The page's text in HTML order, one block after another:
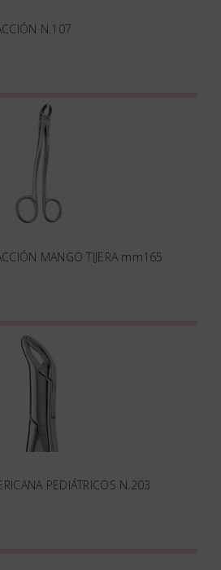
N.107
MANGO TIJERA mm165
PEDIÁTRICOS N.203